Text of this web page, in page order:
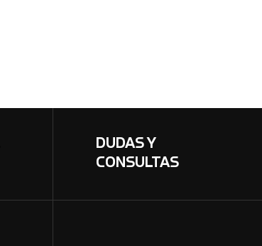
DUDAS Y
CONSULTAS